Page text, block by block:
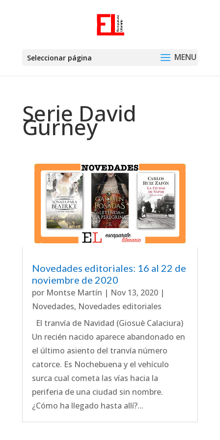
Seleccionar página
Serie David
Gurney
Novedades editoriales: 16 al 22 de
noviembre de 2020
por Montse Martín | Nov 13, 2020|
Novedades, Novedades editoriales
El tranvía de Navidad (Giosuè Calaciura)
Un recién nacido aparece abandonado en
el último asiento del tranvía número
catorce. Es Nochebuena y el vehículo
surca cual cometa las vías hacia la
periferia de una ciudad sin nombre.
¿Cómo ha llegado hasta allí?...